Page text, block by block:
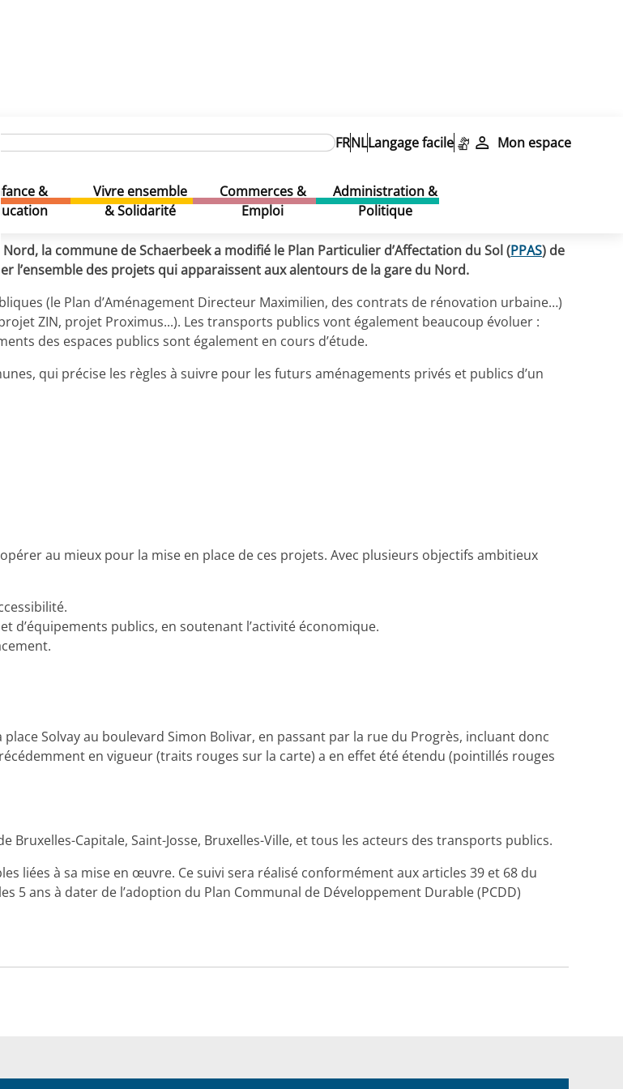
FRNLLangage facile Mon espace
&
Vivre ensemble
& Solidarité
Commerces &
Emploi
Administration &
Politique
le quartier
dynamiser le quartier
dynamiser le quartier
la commune de Schaerbeek a modifié le Plan Particulier d’Affectation du Sol (PPAS) de
des projets qui apparaissent aux alentours de la gare du Nord.
(le Plan d’Aménagement Directeur Maximilien, des contrats de rénovation urbaine…)
ZIN, projet Proximus...). Les transports publics vont également beaucoup évoluer :
des espaces publics sont également en cours d’étude.
qui précise les règles à suivre pour les futurs aménagements privés et publics d’un
au mieux pour la mise en place de ces projets. Avec plusieurs objectifs ambitieux
d’équipements publics, en soutenant l’activité économique.
Solvay au boulevard Simon Bolivar, en passant par la rue du Progrès, incluant donc
en vigueur (traits rouges sur la carte) a en effet été étendu (pointillés rouges
Bruxelles-Capitale, Saint-Josse, Bruxelles-Ville, et tous les acteurs des transports publics.
liées à sa mise en œuvre. Ce suivi sera réalisé conformément aux articles 39 et 68 du
5 ans à dater de l’adoption du Plan Communal de Développement Durable (PCDD)